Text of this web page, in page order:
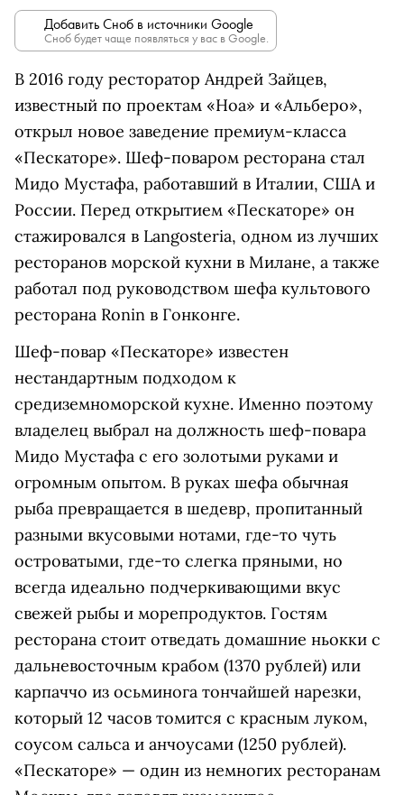
Добавить Сноб в источники Google
Сноб будет чаще появляться у вас в Google.
В 2016 году ресторатор Андрей Зайцев,
известный по проектам «Ноа» и «Альберо»,
открыл новое заведение премиум-класса
«Пескаторе». Шеф-поваром ресторана стал
Мидо Мустафа, работавший в Италии, США и
России. Перед открытием «Пескаторе» он
стажировался в Langosteria, одном из лучших
ресторанов морской кухни в Милане, а также
работал под руководством шефа культового
ресторана Ronin в Гонконге.
Шеф-повар «Пескаторе» известен
нестандартным подходом к
средиземноморской кухне. Именно поэтому
владелец выбрал на должность шеф-повара
Мидо Мустафа с его золотыми руками и
огромным опытом. В руках шефа обычная
рыба превращается в шедевр, пропитанный
разными вкусовыми нотами, где-то чуть
островатыми, где-то слегка пряными, но
всегда идеально подчеркивающими вкус
свежей рыбы и морепродуктов. Гостям
ресторана стоит отведать домашние ньокки с
дальневосточным крабом (1370 рублей) или
карпаччо из осьминога тончайшей нарезки,
который 12 часов томится с красным луком,
соусом сальса и анчоусами (1250 рублей).
«Пескаторе» — один из немногих ресторанам